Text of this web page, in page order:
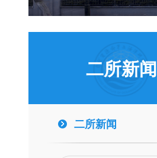
二所新闻
二所新闻